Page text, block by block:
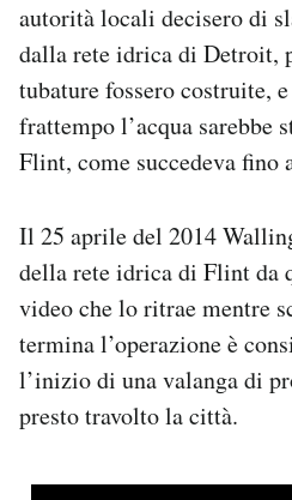
autorità locali decisero di
dalla rete idrica di Detroit,
tubature fossero costruite,
frattempo l’acqua sarebbe
Flint, come succedeva fino
Il 25 aprile del 2014
della rete idrica di Flint da
video che lo ritrae mentre
termina l’operazione è
l’inizio di una valanga di
presto travolto la città.